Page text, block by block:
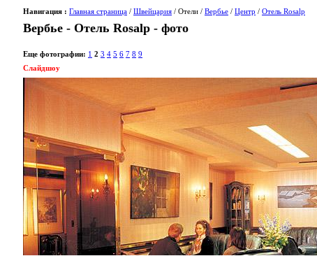
Навигация : Главная страница / Швейцария / Отели / Вербье / Центр / Отель Rosalp
Вербье - Отель Rosalp - фото
Еще фотографии: 1 2 3 4 5 6 7 8 9
Слайдшоу